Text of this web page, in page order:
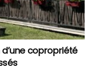
copropriété